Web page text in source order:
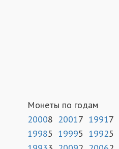
Монеты по годам
20008 20017 19917
19985 19995 19925